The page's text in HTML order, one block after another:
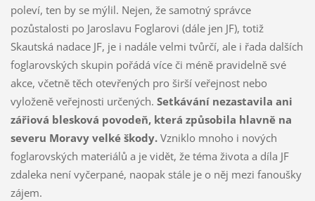
poleví, ten by se mýlil. Nejen, že samotný správce
pozůstalosti po Jaroslavu Foglarovi (dále jen JF), totiž
Skautská nadace JF, je i nadále velmi tvůrčí, ale i řada dalších
foglarovských skupin pořádá více či méně pravidelně své
akce, včetně těch otevřených pro širší veřejnost nebo
vyloženě veřejnosti určených. Setkávání nezastavila ani
zářiová blesková povodeň, která způsobila hlavně na
severu Moravy velké škody.Vzniklo mnoho i nových
foglarovských materiálů a je vidět, že téma života a díla JF
zdaleka není vyčerpané, naopak stále je o něj mezi fanoušky
zájem.